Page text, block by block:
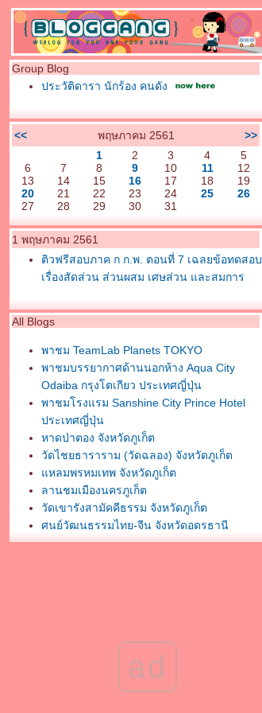
Group Blog
ประวัติดารา นักร้อง คนดัง
<< พฤษภาคม 2561
>>
1
2 3 4
5
6
7 8 9 10 11
12
13
14 15 16 17 18
19
20
21 22 23 24 25
26
27
28 29 30 31
1 พฤษภาคม 2561
ติวฟรีสอบภาค ก ก.พ. ตอนที่ 7 เฉลยข้อทดสอบ
เรื่องสัดส่วน ส่วนผสม เศษส่วน และสมการ
All Blogs
พาชม TeamLab Planets TOKYO
พาชมบรรยากาศด้านนอกห้าง Aqua City
Odaiba กรุงโตเกียว ประเทศญี่ปุ่น
พาชมโรงแรม Sanshine City Prince Hotel
ประเทศญี่ปุ่น
หาดป่าตอง จังหวัดภูเก็ต
วัดไชยธาราราม (วัดฉลอง) จังหวัดภูเก็ต
หลมพรหมเทพ จังหวัดภูเก็ต
ลานชมเมืองนครภูเก็ต
วัดเขารังสามัคคีธรรม จังหวัดภูเก็ต
ศูนย์วัฒนธรรมไทย-จีน จังหวัดอุดรธานี
พระบรมธาตุธรรมเจดีย์ วัดโพธิสมภรณ์
กราบสักการะพระธาตถศรีสุราษฎร์
ad